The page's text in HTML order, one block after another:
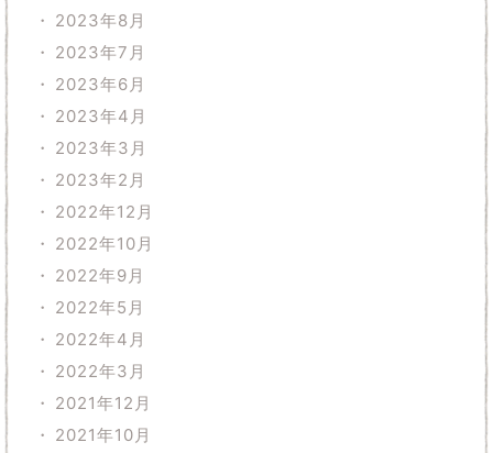
2023年8月
2023年7月
2023年6月
2023年4月
2023年3月
2023年2月
2022年12月
2022年10月
2022年9月
2022年5月
2022年4月
2022年3月
2021年12月
2021年10月